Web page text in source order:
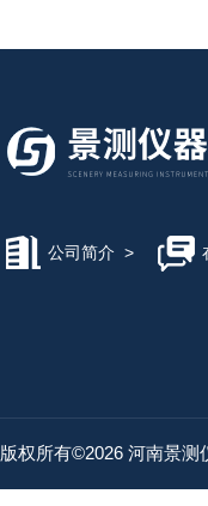
公司简介 >
版权所有©2026 河南景